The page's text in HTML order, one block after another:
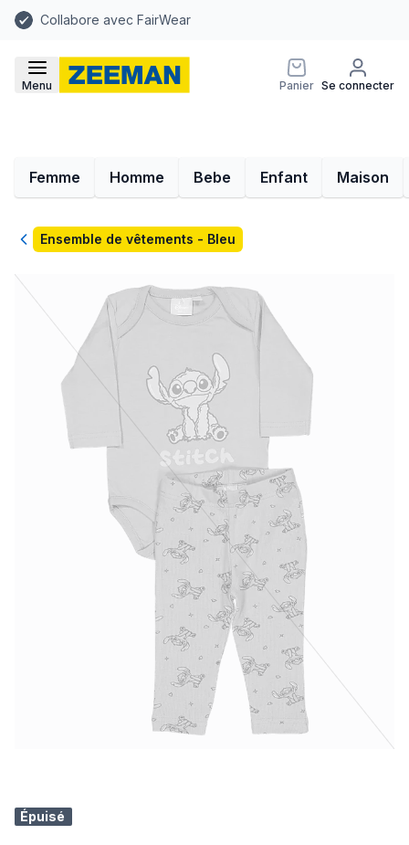
Collabore avec FairWear
Menu Panier Se connecter
Femme Homme Bebe Enfant Maison
RetourEnsemble de vêtements - Bleu
Épuisé